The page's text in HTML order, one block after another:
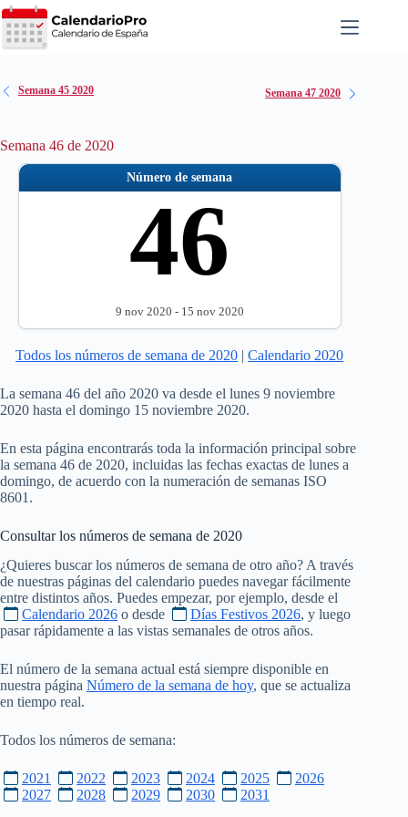
Saltar
al
contenido
Semana 45 2020 Semana 47 2020
Semana 46 de 2020
Número de semana
46
9 nov 2020 - 15 nov 2020
Todos los números de semana de 2020 |Calendario 2020
La semana 46 del año 2020 va desde el lunes 9 noviembre
2020 hasta el domingo 15 noviembre 2020.
En esta página encontrarás toda la información principal sobre
la semana 46 de 2020, incluidas las fechas exactas de lunes a
domingo, de acuerdo con la numeración de semanas ISO
8601.
Consultar los números de semana de 2020
¿Quieres buscar los números de semana de otro año? A través
de nuestras páginas del calendario puedes navegar fácilmente
entre distintos años. Puedes empezar, por ejemplo, desde el
Calendario 2026 o desde Días Festivos 2026, y luego
pasar rápidamente a las vistas semanales de otros años.
El número de la semana actual está siempre disponible en
nuestra página Número de la semana de hoy, que se actualiza
en tiempo real.
Todos los números de semana:
2021 2022 2023 2024 2025
2026
2027
2028 2029 2030 2031